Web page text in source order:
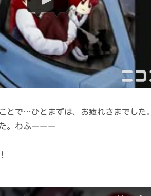
とで…ひとまずは、お疲れさまでした。
。わふーーー